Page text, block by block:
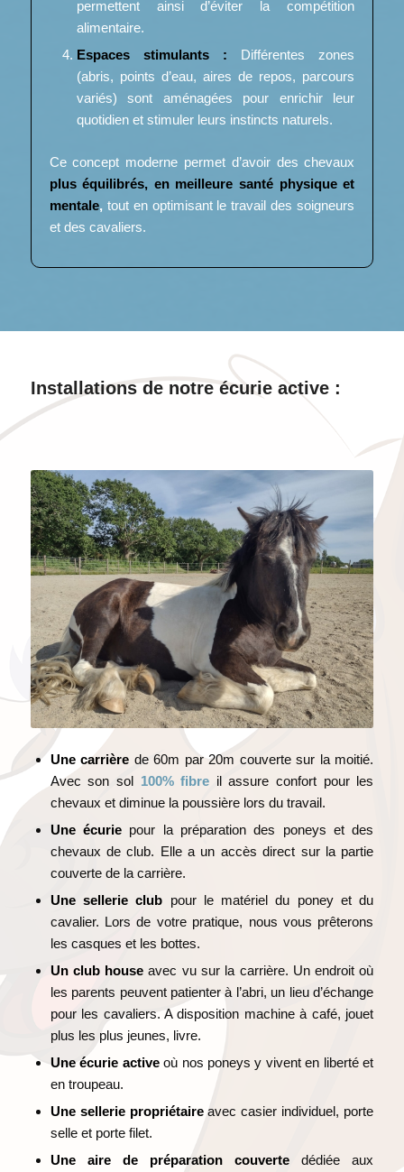
permettent ainsi d’éviter la compétition
alimentaire.
Espaces stimulants : Différentes zones
(abris, points d’eau, aires de repos, parcours
variés) sont aménagées pour enrichir leur
quotidien et stimuler leurs instincts naturels.
Ce concept moderne permet d’avoir des chevaux
plus équilibrés, en meilleure santé physique et
mentale,tout en optimisant le travail des soigneurs
et des cavaliers.
Installations de notre écurie active :
Une carrière de 60m par 20m couverte sur la moitié.
Avec son sol 100% fibre il assure confort pour les
chevaux et diminue la poussière lors du travail.
Une écuriepour la préparation des poneys et des
chevaux de club. Elle a un accès direct sur la partie
couverte de la carrière.
Une sellerieclub pour le matériel du poney et du
cavalier. Lors de votre pratique, nous vous prêterons
les casques et les bottes.
Un club house avec vu sur la carrière. Un endroit où
les parents peuvent patienter à l’abri, un lieu d’échange
pour les cavaliers. A disposition machine à café, jouet
plus les plus jeunes, livre.
Une écurie activeoù nos poneys y vivent en liberté et
en troupeau.
Une sellerie propriétaireavec casier individuel, porte
selle et porte filet.
Une aire de préparation couverte dédiée aux